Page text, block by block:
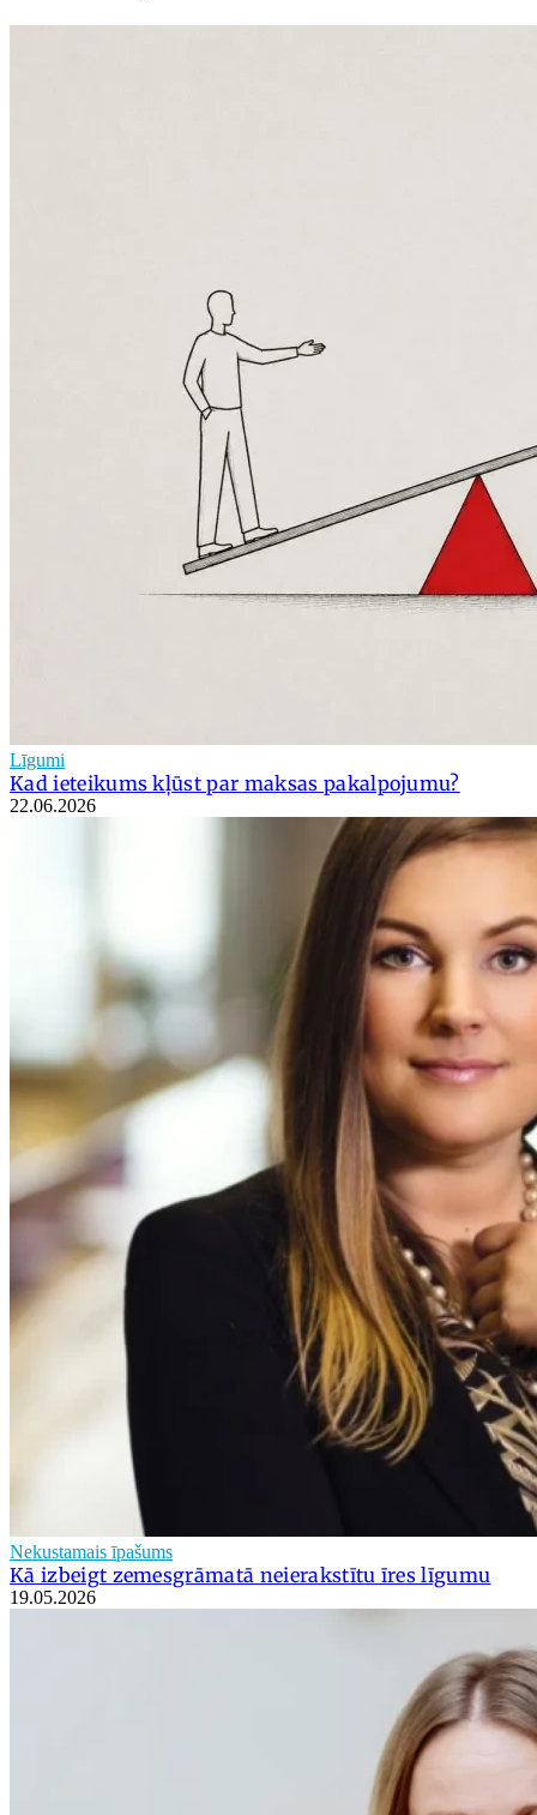
Līgumi
Kad ieteikums kļūst par maksas pakalpojumu?
22.06.2026
Nekustamais īpašums
Kā izbeigt zemesgrāmatā neierakstītu īres līgumu
19.05.2026